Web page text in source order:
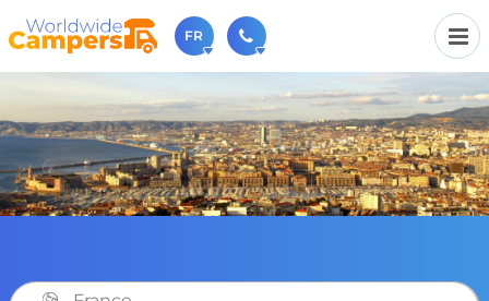
FR
+31 030-6974964
N'hésitez pas à nous appeler(lundi à vendredi de 9h à
sales@worldwidecampers.com
Vous pouvez également nous envoyer un e-mail.